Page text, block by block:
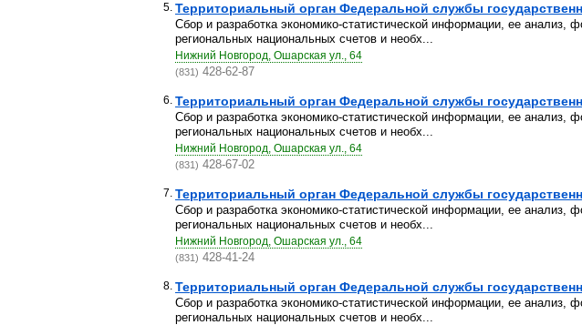
5. Территориальный орган Федеральной службы
Сбор и разработка экономико-статистической информации, ее анализ,
региональных национальных счетов и необх...
Нижний Новгород, Ошарская ул., 64
(831) 428-62-87
6. Территориальный орган Федеральной службы
Сбор и разработка экономико-статистической информации, ее анализ,
региональных национальных счетов и необх...
Нижний Новгород, Ошарская ул., 64
(831) 428-67-02
7. Территориальный орган Федеральной службы
Сбор и разработка экономико-статистической информации, ее анализ,
региональных национальных счетов и необх...
Нижний Новгород, Ошарская ул., 64
(831) 428-41-24
8. Территориальный орган Федеральной службы
Сбор и разработка экономико-статистической информации, ее анализ,
региональных национальных счетов и необх...